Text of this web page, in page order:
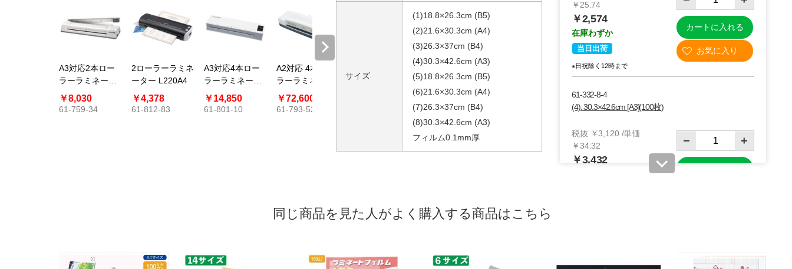
A3対応2本ロー
ラーラミネータ
ー LM3150C
￥8,030
61-759-34
2ローラーラミネ
ーター L220A4
￥4,378
61-812-83
A3対応4本ロー
ラーラミネータ
ー LM34200H
￥14,850
61-801-10
A2対応 4本ロー
ラーラミネータ
ー L402A2
￥72,600
61-793-52
ラミネーター(4
2ローラーラミネ
ーター
￥7,260～
￥10,560
61-824-76
高速立ち上げラ
￥26,950
61-825-90 61-833-11
サイズ
(1)18.8×26.3cm (B5)
(2)21.6×30.3cm (A4)
(3)26.3×37cm (B4)
(4)30.3×42.6cm (A3)
(5)18.8×26.3cm (B5)
(6)21.6×30.3cm (A4)
(7)26.3×37cm (B4)
(8)30.3×42.6cm (A3)
フィルム0.1mm厚
￥25.74
￥2,574
在庫わずか
当日出荷
※日祝除く12時まで
カートに入れる
61-332-8-4
(4). 30.3×42.6cm [A3](100枚)
税抜 ￥3,120 /単価
￥34.32
￥3,432
同じ商品を見た人がよく購入する商品はこちら